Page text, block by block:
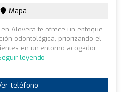
Mapa
Alovera te ofrece un enfoque
odontológica, priorizando el
en un entorno acogedor.
leyendo
teléfono